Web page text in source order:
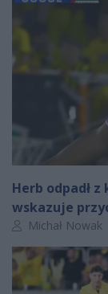
Herb odpadł
wskazuje
Autor artykułu:
Michał Nowak